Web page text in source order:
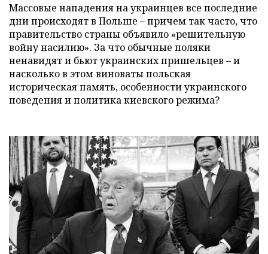
Массовые нападения на украинцев все последние
дни происходят в Польше – причем так часто, что
правительство страны объявило «решительную
войну насилию». За что обычные поляки
ненавидят и бьют украинских пришельцев – и
насколько в этом виноваты польская
историческая память, особенности украинского
поведения и политика киевского режима?